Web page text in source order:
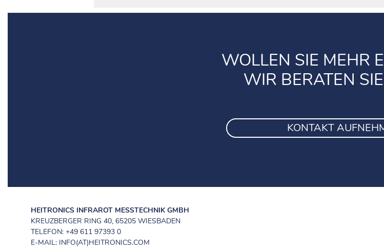
WOLLEN SIE MEHR
WIR BERATEN
KONTAKT
HEITRONICS INFRAROT MESSTECHNIK GMBH
KREUZBERGER RING 40, 65205 WIESBADEN
TELEFON: +49 611 97393 0
E-MAIL: INFO(AT)HEITRONICS.COM